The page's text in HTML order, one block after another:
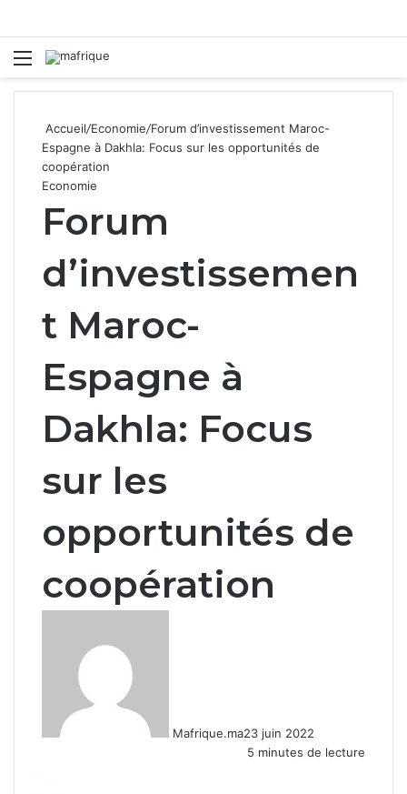
Menu
Accueil/Economie/Forum d’investissement Maroc-
Espagne à Dakhla: Focus sur les opportunités de
coopération
Economie
Forum
d’investissemen
t Maroc-
Espagne à
Dakhla: Focus
sur les
opportunités de
coopération
Mafrique.ma23 juin 2022
5 minutes de lecture